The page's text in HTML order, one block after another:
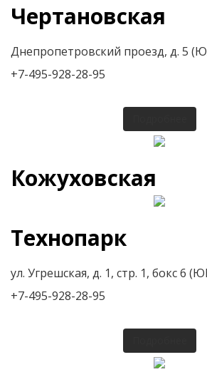
Чертановская
Днепропетровский проезд, д. 5
+7-495-928-28-95
Кожуховская
Технопарк
ул. Угрешская, д. 1, стр. 1, бокс 6
+7-495-928-28-95